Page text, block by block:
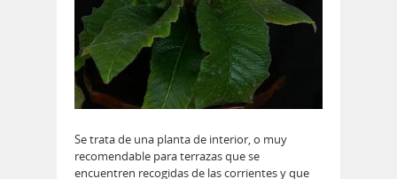
Se trata de una planta de interior, o muy
recomendable para terrazas que se
encuentren recogidas de las corrientes y que